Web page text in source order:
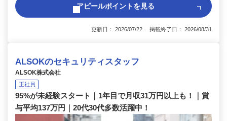
アピールポイントを見る
更新日： 2026/07/22 掲載終了日： 2026/08/31
ALSOKのセキュリティスタッフ
ALSOK株式会社
正社員
95%が未経験スタート｜1年目で月収31万円以上も！｜賞
与平均137万円｜20代30代多数活躍中！